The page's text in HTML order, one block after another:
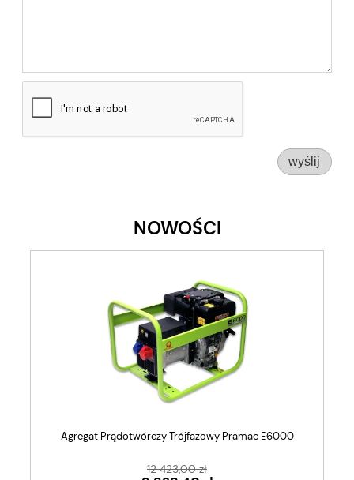
wyślij
NOWOŚCI
Agregat Prądotwórczy Trójfazowy Pramac E6000
12 423,00 zł